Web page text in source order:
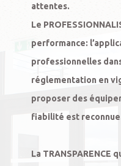
attentes.
Le
performance:
professionnelles
réglementation en
proposer des
fiabilité est
La TRANSPARENCE